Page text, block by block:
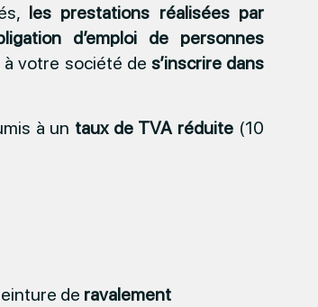
les prestations réalisées par
d’emploi de personnes
votre société de s’inscrire dans
à un taux de TVA réduite (10
de ravalement